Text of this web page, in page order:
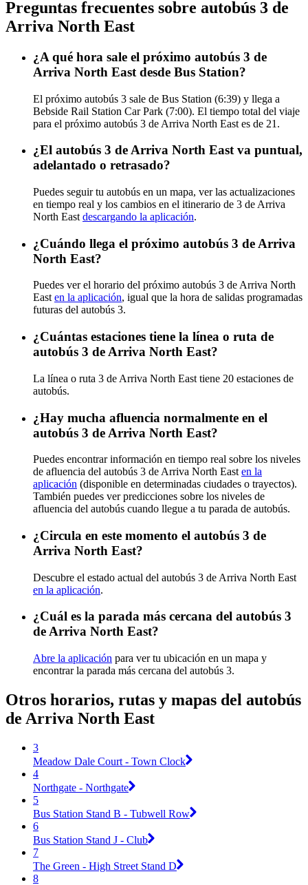
Preguntas frecuentes sobre autobús 3 de
Arriva North East
¿A qué hora sale el próximo autobús 3 de
Arriva North East desde Bus Station?
El próximo autobús 3 sale de Bus Station (6:39) y llega a
Bebside Rail Station Car Park (7:00). El tiempo total del viaje
para el próximo autobús 3 de Arriva North East es de 21.
¿El autobús 3 de Arriva North East va puntual,
adelantado o retrasado?
Puedes seguir tu autobús en un mapa, ver las actualizaciones
en tiempo real y los cambios en el itinerario de 3 de Arriva
North East descargando la aplicación.
¿Cuándo llega el próximo autobús 3 de Arriva
North East?
Puedes ver el horario del próximo autobús 3 de Arriva North
East en la aplicación, igual que la hora de salidas programadas
futuras del autobús 3.
¿Cuántas estaciones tiene la línea o ruta de
autobús 3 de Arriva North East?
La línea o ruta 3 de Arriva North East tiene 20 estaciones de
autobús.
¿Hay mucha afluencia normalmente en el
autobús 3 de Arriva North East?
Puedes encontrar información en tiempo real sobre los niveles
de afluencia del autobús 3 de Arriva North East en la
aplicación (disponible en determinadas ciudades o trayectos).
También puedes ver predicciones sobre los niveles de
afluencia del autobús cuando llegue a tu parada de autobús.
¿Circula en este momento el autobús 3 de
Arriva North East?
Descubre el estado actual del autobús 3 de Arriva North East
en la aplicación.
¿Cuál es la parada más cercana del autobús 3
de Arriva North East?
Abre la aplicación para ver tu ubicación en un mapa y
encontrar la parada más cercana del autobús 3.
Otros horarios, rutas y mapas del autobús
de Arriva North East
3
Meadow Dale Court - Town Clock
4
Northgate - Northgate
5
Bus Station Stand B - Tubwell Row
6
Bus Station Stand J - Club
7
The Green - High Street Stand D
8